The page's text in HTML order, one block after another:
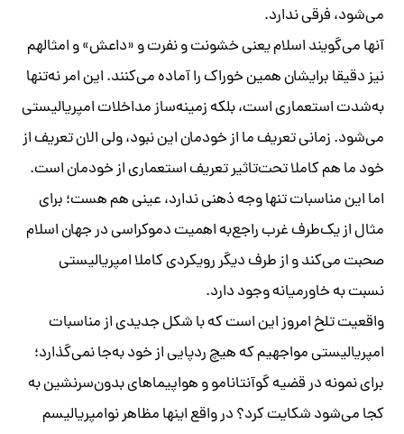
می‌شود، فرقی ندارد.
آنها می‌گویند اسلام یعنی خشونت و نفرت و «داعش» و امثالهم
نیز دقیقا برایشان همین خوراک را آماده می‌کنند. این امر نه‌تنها
به‌شدت استعماری است، بلکه زمینه‌ساز مداخلات امپریالیستی
می‌شود. زمانی تعریف ما از خودمان این نبود، ولی الان تعریف از
خود ما هم کاملا تحت‌تاثیر تعریف استعماری از خودمان است.
اما این مناسبات تنها وجه ذهنی ندارد، عینی هم هست؛ برای
مثال از یک‌طرف غرب راجع‌به اهمیت دموکراسی در جهان اسلام
صحبت می‌کند و از طرف دیگر رویکردی کاملا امپریالیستی
نسبت به خاورمیانه وجود دارد.
واقعیت تلخ امروز این است که با شکل جدیدی از مناسبات
امپریالیستی مواجهیم که هیچ ردپایی از خود به‌جا نمی‌گذارد؛
برای نمونه در قضیه گوآنتانامو و هواپیماهای بدون‌سرنشین به
کجا می‌شود شکایت کرد؟ در واقع اینها مظاهر نوامپریالیسم